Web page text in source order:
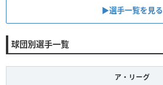
▶︎選手一覧を見る
球団別選手一覧
ア・リーグ